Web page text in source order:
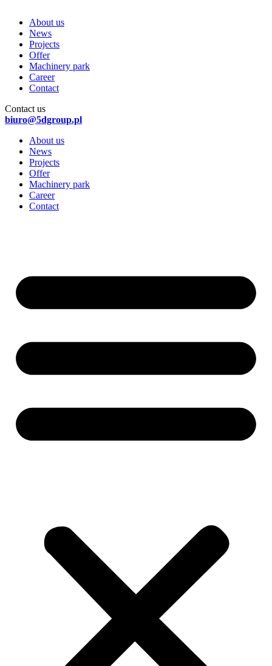
About us
News
Projects
Offer
Machinery park
Career
Contact
Contact us
biuro@5dgroup.pl
About us
News
Projects
Offer
Machinery park
Career
Contact